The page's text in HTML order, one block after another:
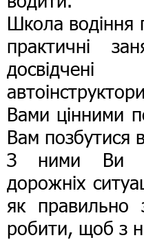
Школа водіння
практичні
Вами цінними
Вам позбутися
З ними Ви
дорожніх
як
робити, щоб з